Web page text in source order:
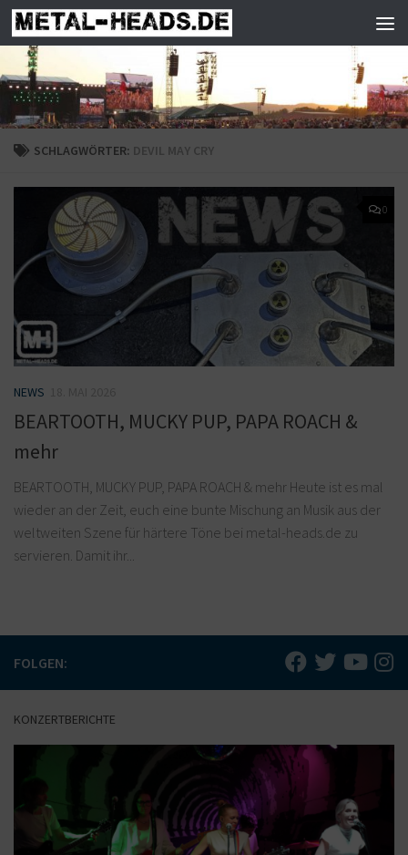
Zum Inhalt springen
SCHLAGWÖRTER: DEVIL MAY CRY
0
NEWS
BEARTOOTH, MUCKY PUP, PAPA ROACH &
mehr
BEARTOOTH, MUCKY PUP, PAPA ROACH & mehr Heute ist es mal
wieder an der Zeit, euch eine bunte Mischung an Musik aus der
weltweiten Szene für härtere Töne bei metal-heads.de zu
servieren. Damit ihr...
FOLGEN:
KONZERTBERICHTE